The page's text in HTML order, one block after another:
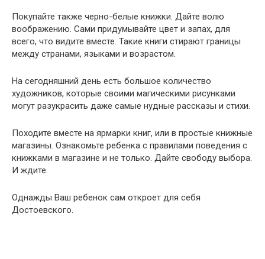
Покупайте также черно-белые книжки. Дайте волю
воображению. Сами придумывайте цвет и запах, для
всего, что видите вместе. Такие книги стирают границы
между странами, языками и возрастом.
На сегодняшний день есть большое количество
художников, которые своими магическими рисунками
могут разукрасить даже самые нудные рассказы и стихи.
Походите вместе на ярмарки книг, или в простые книжные
магазины. Ознакомьте ребенка с правилами поведения с
книжками в магазине и не только. Дайте свободу выбора.
И ждите.
Однажды Ваш ребенок сам откроет для себя
Достоевского.